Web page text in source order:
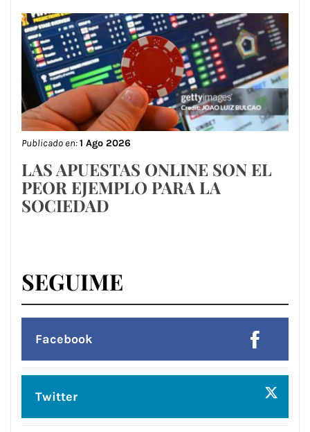
Publicado en:1 Ago 2026
LAS APUESTAS ONLINE SON EL
PEOR EJEMPLO PARA LA
SOCIEDAD
SEGUIME
Facebook
Twitter